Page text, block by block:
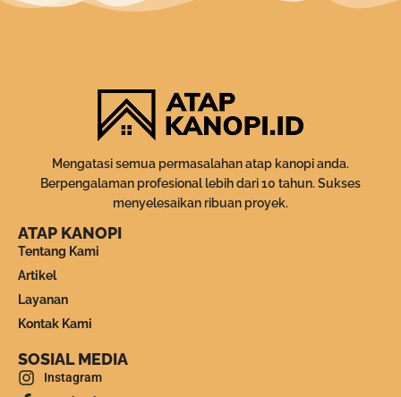
Mengatasi semua permasalahan atap kanopi anda.
Berpengalaman profesional lebih dari 10 tahun. Sukses
menyelesaikan ribuan proyek.
ATAP KANOPI
Tentang Kami
Artikel
Layanan
Kontak Kami
SOSIAL MEDIA
Instagram